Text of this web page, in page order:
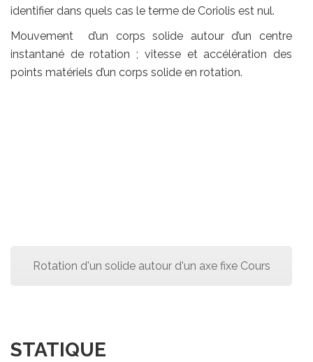
identifier dans quels cas le terme de Coriolis est nul.
Mouvement d’un corps solide autour d’un centre
instantané de rotation ; vitesse et accélération des
points matériels d’un corps solide en rotation.
Rotation d'un solide autour d'un axe fixe Cours
STATIQUE